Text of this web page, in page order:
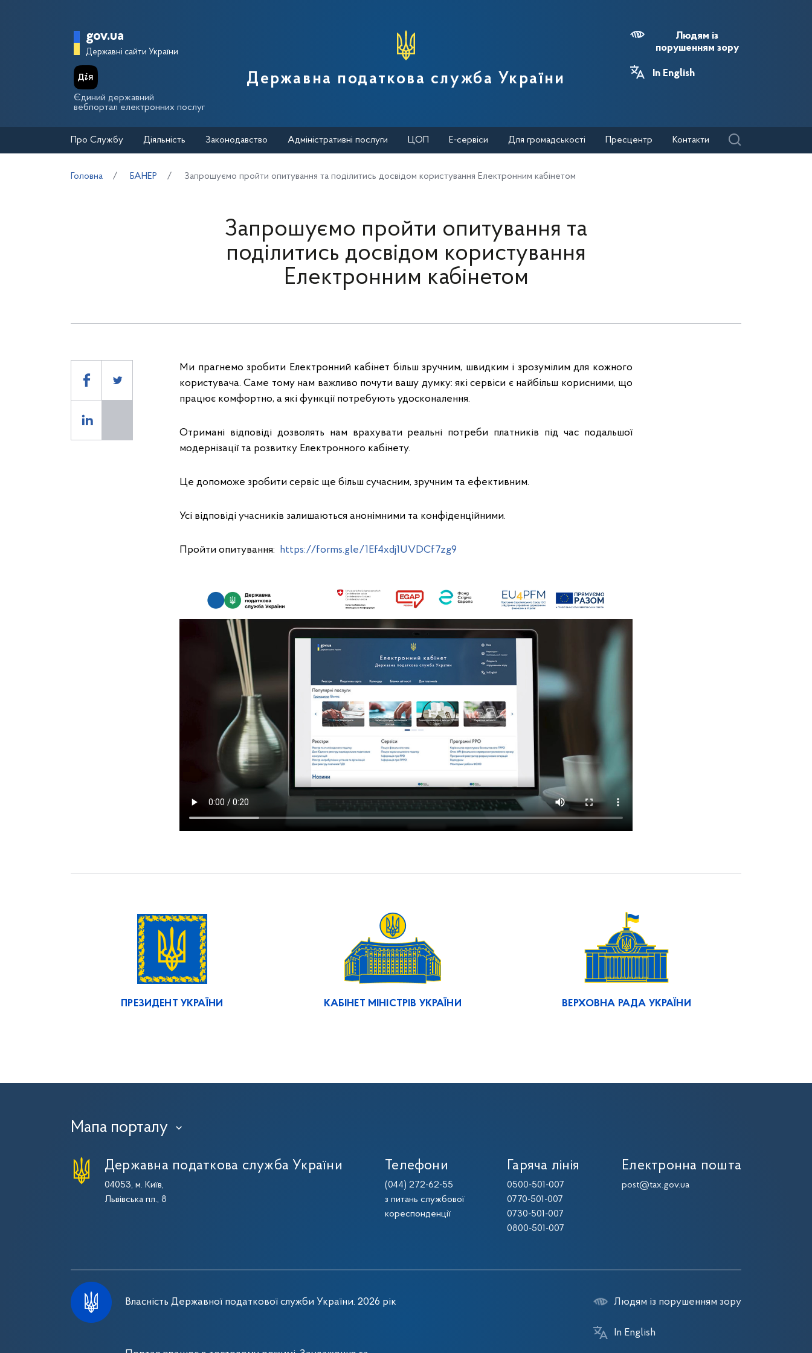
Головна сторінка Державної податкової служби України
gov.ua
Державні сайти України
Єдиний державний
вебпортал електронних послуг
Державна податкова служба України
Людям із
порушенням зору
In English
Про Службу Діяльність Законодавство Адміністративні послуги ЦОП Е-сервіси Для громадськості Пресцентр Контакти
Головна БАНЕР Запрошуємо пройти опитування та поділитись досвідом користування Електронним кабінетом
Запрошуємо пройти опитування та
поділитись досвідом користування
Електронним кабінетом
Ми прагнемо зробити Електронний кабінет більш зручним, швидким і зрозумілим для кожного
користувача. Саме тому нам важливо почути вашу думку: які сервіси є найбільш корисними, що
працює комфортно, а які функції потребують удосконалення.
Отримані відповіді дозволять нам врахувати реальні потреби платників під час подальшої
модернізації та розвитку Електронного кабінету.
Це допоможе зробити сервіс ще більш сучасним, зручним та ефективним.
Усі відповіді учасників залишаються анонімними та конфіденційними.
Пройти опитування: https://forms.gle/1Ef4xdj1UVDCf7zg9
ПРЕЗИДЕНТ УКРАЇНИ КАБІНЕТ МІНІСТРІВ УКРАЇНИ ВЕРХОВНА РАДА УКРАЇНИ
Мапа порталу ›
Державна податкова служба України
04053, м. Київ,
Львівська пл., 8
Телефони
(044) 272-62-55
з питань службової
кореспонденції
Гаряча лінія
0500-501-007
0770-501-007
0730-501-007
0800-501-007
Електронна пошта
post@tax.gov.ua
Власність Державної податкової служби України. 2026 рік Людям із порушенням зору
In English